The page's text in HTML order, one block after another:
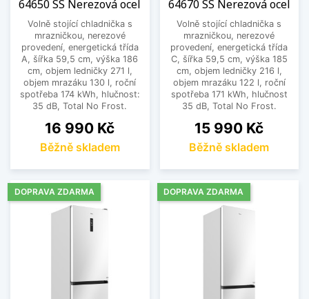
64650 SS Nerezová ocel
Volně stojící chladnička s
mrazničkou, nerezové
provedení, energetická třída
A, šířka 59,5 cm, výška 186
cm, objem ledničky 271 l,
objem mrazáku 130 l, roční
spotřeba 174 kWh, hlučnost:
35 dB, Total No Frost.
Cena
16 990 Kč
Běžně skladem
64670 SS Nerezová ocel
Volně stojící chladnička s
mrazničkou, nerezové
provedení, energetická třída
C, šířka 59,5 cm, výška 185
cm, objem ledničky 216 l,
objem mrazáku 122 l, roční
spotřeba 171 kWh, hlučnost
35 dB, Total No Frost.
Cena
15 990 Kč
Běžně skladem
DOPRAVA ZDARMA DOPRAVA ZDARMA